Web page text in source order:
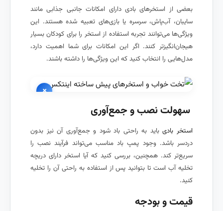
بعضی از استخرهای بادی دارای امکانات جانبی جذابی مانند
سایبان، آب‌پاش، سرسره یا بازی‌های تعبیه شده هستند. این
ویژگی‌ها می‌توانند تجربه استفاده از استخر را برای کودکان بسیار
هیجان‌انگیزتر کنند. اگر این امکانات برای شما اهمیت دارد،
مدل‌هایی را انتخاب کنید که این ویژگی‌ها را داشته باشند.
×
سهولت نصب و جمع‌آوری
استخر بادیباید به راحتی باد شود و جمع‌آوری آن نیز بدون
دردسر باشد. وجود پمپ باد مناسب می‌تواند فرآیند نصب را
سریع‌تر کند. همچنین، بررسی کنید که آیا استخر دارای دریچه
تخلیه آب است تا بتوانید پس از استفاده به راحتی آن را تخلیه
کنید.
قیمت و بودجه